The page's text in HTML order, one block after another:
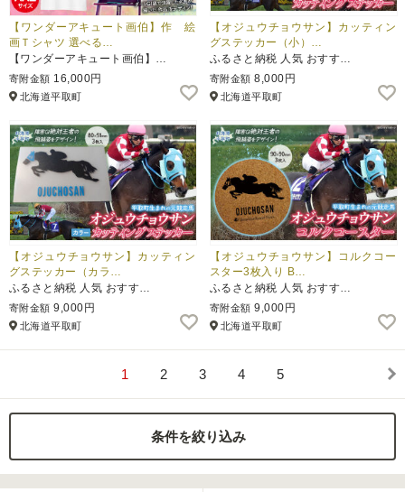
【ワンダーアキュート画伯】作 絵
画Ｔシャツ 選べる…
【ワンダーアキュート画伯】…
寄附金額 16,000円
北海道平取町
【オジュウチョウサン】カッティン
グステッカー（小）…
ふるさと納税 人気 おすす…
寄附金額 8,000円
北海道平取町
【オジュウチョウサン】カッティン
グステッカー（カラ…
ふるさと納税 人気 おすす…
寄附金額 9,000円
北海道平取町
【オジュウチョウサン】コルクコー
スター3枚入り B…
ふるさと納税 人気 おすす…
寄附金額 9,000円
北海道平取町
1 2 3 4 5
条件を絞り込み